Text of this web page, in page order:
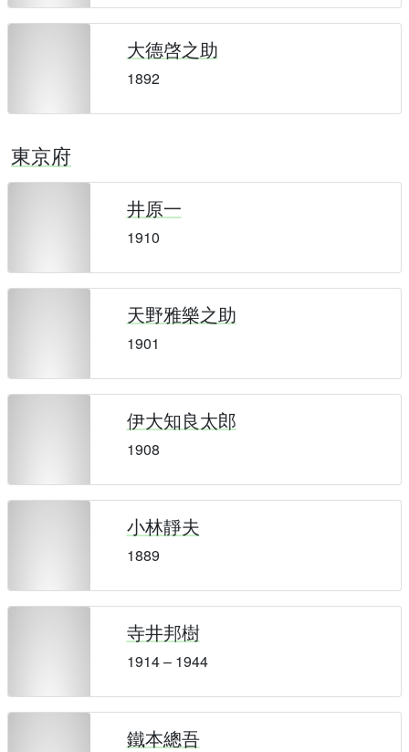
大德啓之助
1892
東京府
井原一
1910
天野雅樂之助
1901
伊大知良太郎
1908
小林靜夫
1889
寺井邦樹
1914 – 1944
鐵本總吾